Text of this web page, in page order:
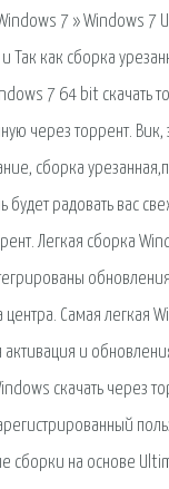
7 » Windows 7
и Так как сборка
7 64 bit скачать
через торрент. Вик,
сборка
радовать вас
Легкая сборка
Самая легкая
и
скачать
сборки на основе